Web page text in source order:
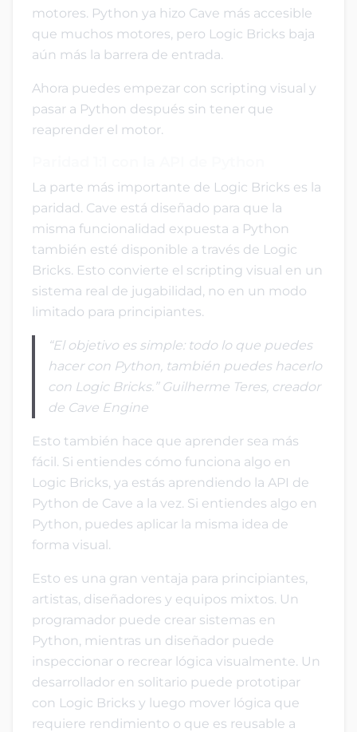
motores. Python ya hizo Cave más accesible
que muchos motores, pero Logic Bricks baja
aún más la barrera de entrada.
Ahora puedes empezar con scripting visual y
pasar a Python después sin tener que
reaprender el motor.
La parte más importante de Logic Bricks es la
paridad. Cave está diseñado para que la
misma funcionalidad expuesta a Python
también esté disponible a través de Logic
Bricks. Esto convierte el scripting visual en un
sistema real de jugabilidad, no en un modo
limitado para principiantes.
“El objetivo es simple: todo lo que puedes
hacer con Python, también puedes hacerlo
con Logic Bricks.” Guilherme Teres, creador
de Cave Engine
Esto también hace que aprender sea más
fácil. Si entiendes cómo funciona algo en
Logic Bricks, ya estás aprendiendo la API de
Python de Cave a la vez. Si entiendes algo en
Python, puedes aplicar la misma idea de
forma visual.
Esto es una gran ventaja para principiantes,
artistas, diseñadores y equipos mixtos. Un
programador puede crear sistemas en
Python, mientras un diseñador puede
inspeccionar o recrear lógica visualmente. Un
desarrollador en solitario puede prototipar
con Logic Bricks y luego mover lógica que
requiere rendimiento o que es reusable a